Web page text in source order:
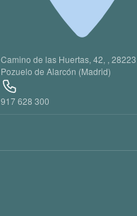
Camino de las Huertas, 42, , 28223
Pozuelo de Alarcón (Madrid)
917 628 300